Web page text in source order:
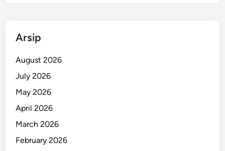
Arsip
August 2026
July 2026
May 2026
April 2026
March 2026
February 2026